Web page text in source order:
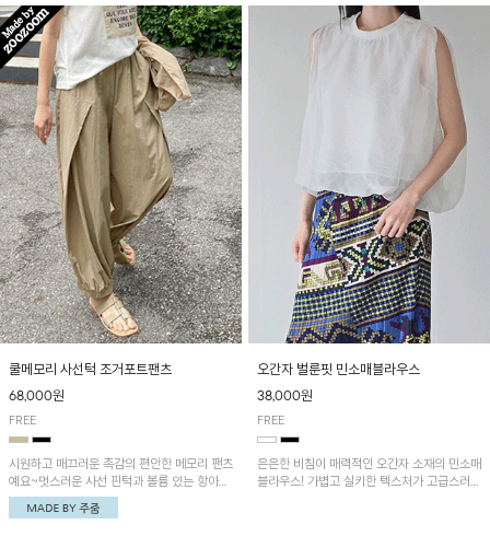
쿨메모리 사선턱 조거포트팬츠
68,000원
FREE
시원하고 매끄러운 촉감의 편안한 메모리 팬츠
예요~멋스러운 사선 핀턱과 볼륨 있는 항아리
핏이 유니크한 아이템!
오간자 벌룬핏 민소매블라우스
38,000원
FREE
은은한 비침이 매력적인 오간자 소재의 민소매
블라우스! 가볍고 실키한 텍스처가 고급스러운